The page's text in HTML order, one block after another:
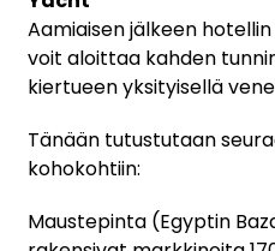
Aamiaisen jälkeen
voit aloittaa kahden
kiertueen yksityisellä
Tänään tutustutaan
kohokohtiin:
Maustepinta (Egyptin